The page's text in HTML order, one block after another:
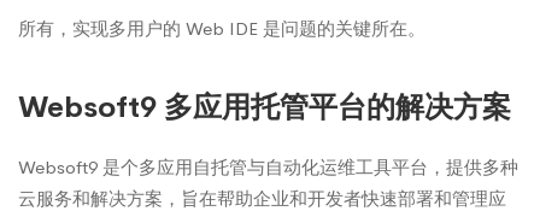
所有，实现多用户的 Web IDE 是问题的关键所在。
Websoft9 多应用托管平台的解决方案
Websoft9 是个多应用自托管与自动化运维工具平台，提供多种
云服务和解决方案，旨在帮助企业和开发者快速部署和管理应